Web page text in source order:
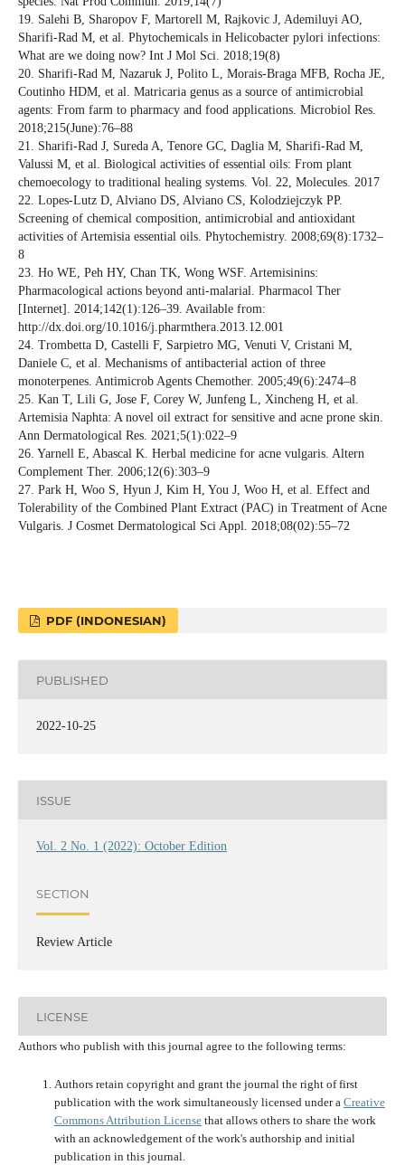
19. Salehi B, Sharopov F, Martorell M, Rajkovic J, Ademiluyi AO,
Sharifi-Rad M, et al. Phytochemicals in Helicobacter pylori infections:
What are we doing now? Int J Mol Sci. 2018;19(8)
20. Sharifi-Rad M, Nazaruk J, Polito L, Morais-Braga MFB, Rocha JE,
Coutinho HDM, et al. Matricaria genus as a source of antimicrobial
agents: From farm to pharmacy and food applications. Microbiol Res.
2018;215(June):76–88
21. Sharifi-Rad J, Sureda A, Tenore GC, Daglia M, Sharifi-Rad M,
Valussi M, et al. Biological activities of essential oils: From plant
chemoecology to traditional healing systems. Vol. 22, Molecules. 2017
22. Lopes-Lutz D, Alviano DS, Alviano CS, Kolodziejczyk PP.
Screening of chemical composition, antimicrobial and antioxidant
activities of Artemisia essential oils. Phytochemistry. 2008;69(8):1732–
8
23. Ho WE, Peh HY, Chan TK, Wong WSF. Artemisinins:
Pharmacological actions beyond anti-malarial. Pharmacol Ther
[Internet]. 2014;142(1):126–39. Available from:
http://dx.doi.org/10.1016/j.pharmthera.2013.12.001
24. Trombetta D, Castelli F, Sarpietro MG, Venuti V, Cristani M,
Daniele C, et al. Mechanisms of antibacterial action of three
monoterpenes. Antimicrob Agents Chemother. 2005;49(6):2474–8
25. Kan T, Lili G, Jose F, Corey W, Junfeng L, Xincheng H, et al.
Artemisia Naphta: A novel oil extract for sensitive and acne prone skin.
Ann Dermatological Res. 2021;5(1):022–9
26. Yarnell E, Abascal K. Herbal medicine for acne vulgaris. Altern
Complement Ther. 2006;12(6):303–9
27. Park H, Woo S, Hyun J, Kim H, You J, Woo H, et al. Effect and
Tolerability of the Combined Plant Extract (PAC) in Treatment of Acne
Vulgaris. J Cosmet Dermatological Sci Appl. 2018;08(02):55–72
PDF (INDONESIAN)
PUBLISHED
2022-10-25
ISSUE
Vol. 2 No. 1 (2022): October Edition
SECTION
Review Article
LICENSE
Authors who publish with this journal agree to the following terms:
Authors retain copyright and grant the journal the right of first
publication with the work simultaneously licensed under a Creative
Commons Attribution Licensethat allows others to share the work
with an acknowledgement of the work's authorship and initial
publication in this journal.